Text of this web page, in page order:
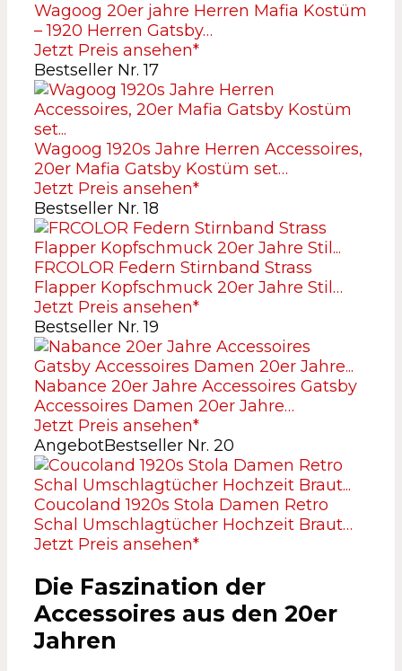
Wagoog 20er jahre Herren Mafia Kostüm
– 1920 Herren Gatsby…
Jetzt Preis ansehen*
Bestseller Nr. 17
Wagoog 1920s Jahre Herren Accessoires,
20er Mafia Gatsby Kostüm set…
Jetzt Preis ansehen*
Bestseller Nr. 18
FRCOLOR Federn Stirnband Strass
Flapper Kopfschmuck 20er Jahre Stil…
Jetzt Preis ansehen*
Bestseller Nr. 19
Nabance 20er Jahre Accessoires Gatsby
Accessoires Damen 20er Jahre…
Jetzt Preis ansehen*
AngebotBestseller Nr. 20
Coucoland 1920s Stola Damen Retro
Schal Umschlagtücher Hochzeit Braut…
Jetzt Preis ansehen*
Die Faszination der
Accessoires aus den 20er
Jahren